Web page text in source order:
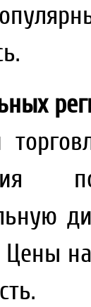
Цены